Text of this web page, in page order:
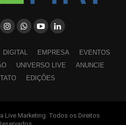
DIGITAL EMPRESA
EVENTOS
UNIVERSO LIVE
ANUNCIE
EDIÇÕES
Live Marketing. Todos os Direitos
Pinterest